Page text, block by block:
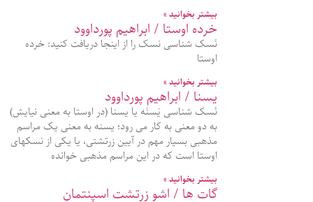
بیشتر بخوانید »
خرده اوستا / ابراهیم پورداوود
نَسک شناسی نسک را از اینجا دریافت کنید: خرده
اوستا
بیشتر بخوانید »
یسنا / ابراهیم پورداوود
نَسک شناسی یَسنَه یا یسنا (در اوستا به معنی نیایش)
به دو معنی به کار می رود؛ یسنه به معنی یک مراسم
مذهبی بسیار مهم در آیین زرتشتی، یا یکی از نسکهای
اوستا است که در این مراسم مذهبی خوانده
بیشتر بخوانید »
گات ها / اشو زرتشت اسپنتمان